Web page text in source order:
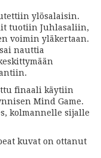
ylösalaisin.
tuotiin Juhlasaliin,
voimin yläkertaan.
nauttia
finaali käytiin
Mind Game.
kolmannelle sijalle
kuvat on ottanut